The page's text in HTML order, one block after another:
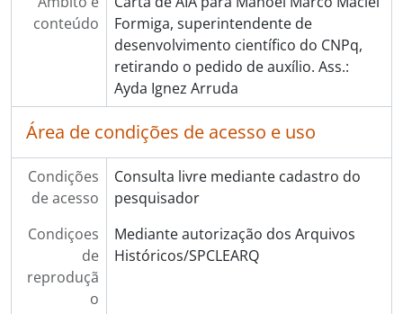
conteúdo
Formiga, superintendente de
desenvolvimento científico do CNPq,
retirando o pedido de auxílio. Ass.:
Ayda Ignez Arruda
Área de condições de acesso e uso
Condições
de acesso
Consulta livre mediante cadastro do
pesquisador
Condiçoes
de
reproduçã
o
Mediante autorização dos Arquivos
Históricos/SPCLEARQ